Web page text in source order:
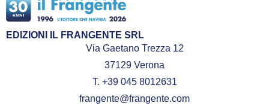
EDIZIONI IL FRANGENTE SRL
Via Gaetano Trezza 12
37129 Verona
T. +39 045 8012631
frangente@frangente.com